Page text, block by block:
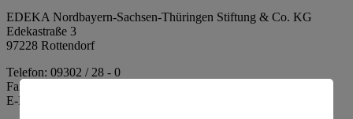
EDEKA Nordbayern-Sachsen-Thüringen Stiftung & Co. KG
Edekastraße 3
97228 Rottendorf
Telefon: 09302 / 28 - 0
Fax: 09302 / 28 - 214
E-Mail: info@edeka.de